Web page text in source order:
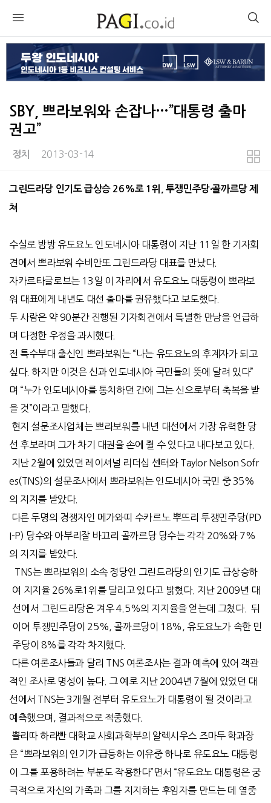
SBY, 쁘라보워와 손잡나…”대통령 출마
권고”
정치 2013-03-14
본문
그린드라당 인기도 급상승 26%로 1위, 투쟁민주당∙골까르당 제
쳐
수실로 밤방 유도요노 인도네시아 대통령이 지난 11일 한 기자회
견에서 쁘라보워 수비안또 그린드라당 대표를 만났다.
자카르타글로브는 13일 이 자리에서 유도요노 대통령이 쁘라보
워 대표에게 내년도 대선 출마를 권유했다고 보도했다.
두 사람은 약 90분간 진행된 기자회견에서 특별한 만남을 언급하
며 다정한 우정을 과시했다.
전 특수부대 출신인 쁘라보워는 “나는 유도요노의 후계자가 되고
싶다. 하지만 이것은 신과 인도네시아 국민들의 뜻에 달려 있다”
며 “누가 인도네시아를 통치하던 간에 그는 신으로부터 축복을 받
을 것”이라고 말했다.
현지 설문조사업체는 쁘라보워를 내년 대선에서 가장 유력한 당
선 후보라며 그가 차기 대권을 손에 쥘 수 있다고 내다보고 있다.
지난 2월에 있었던 레이셔널 리더십 센터와 Taylor Nelson Sofr
es(TNS)의 설문조사에서 쁘라보워는 인도네시아 국민 중 35%
의 지지를 받았다.
다른 두명의 경쟁자인 메가와띠 수카르노 뿌뜨리 투쟁민주당(PD
I-P) 당수와 아부리잘 바끄리 골까르당 당수는 각각 20%와 7%
의 지지를 받았다.
TNS는 쁘라보워의 소속 정당인 그린드라당의 인기도 급상승하
여 지지율 26%로1위를 달리고 있다고 밝혔다. 지난 2009년 대
선에서 그린드라당은 겨우 4.5%의 지지율을 얻는데 그쳤다. 뒤
이어 투쟁민주당이 25%, 골까르당이 18%, 유도요노가 속한 민
주당이 8%를 각각 차지했다.
다른 여론조사들과 달리 TNS 여론조사는 결과 예측에 있어 객관
적인 조사로 명성이 높다. 그 예로 지난 2004년 7월에 있었던 대
선에서 TNS는 3개월 전부터 유도요노가 대통령이 될 것이라고
예측했으며, 결과적으로 적중했다.
쁠리따 하라빤 대학교 사회과학부의 알렉시우스 즈마두 학과장
은 “쁘라보워의 인기가 급등하는 이유중 하나로 유도요노 대통령
이 그를 포용하려는 부분도 작용한다”면서 “유도요노 대통령은 궁
극적으로 자신의 가족과 그를 지지하는 후임자를 만드는 데 열중